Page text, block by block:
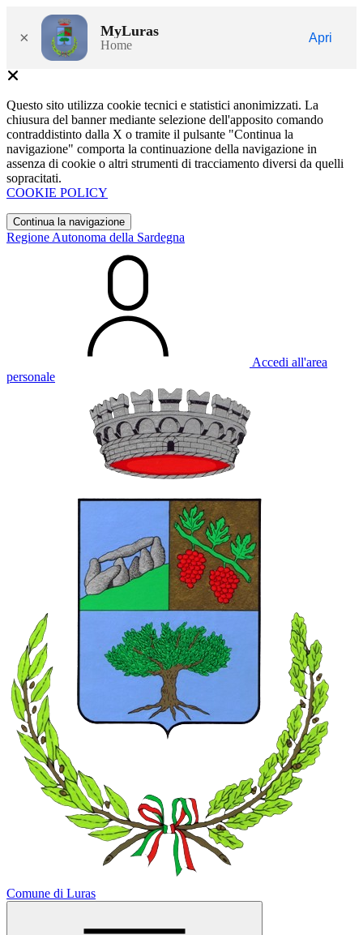
× MyLuras
Home
Apri
Questo sito utilizza cookie tecnici e statistici anonimizzati. La
chiusura del banner mediante selezione dell'apposito comando
contraddistinto dalla X o tramite il pulsante "Continua la
navigazione" comporta la continuazione della navigazione in
assenza di cookie o altri strumenti di tracciamento diversi da quelli
sopracitati.
COOKIE POLICY
Continua la navigazione
Regione Autonoma della Sardegna
Accedi all'area
personale
Comune di Luras